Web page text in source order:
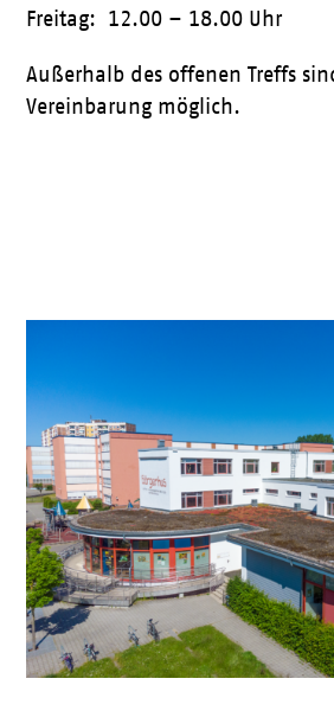
Freitag: 12.00 – 18.00 Uhr
Außerhalb des offenen Treffs
Vereinbarung möglich.